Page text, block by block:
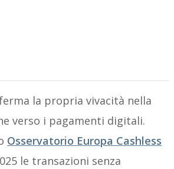
la propria vivacità nella
verso i pagamenti digitali.
Osservatorio Europa Cashless
le transazioni senza